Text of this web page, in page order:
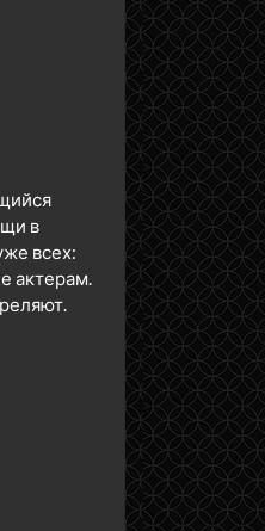
в
всех:
актерам.